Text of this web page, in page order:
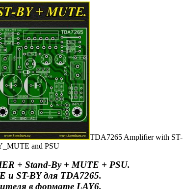
TDA7265 Amplifier with ST-
and PSU
+ Stand-By + MUTE + PSU.
и ST-BY для TDA7265.
в формате LAY6.